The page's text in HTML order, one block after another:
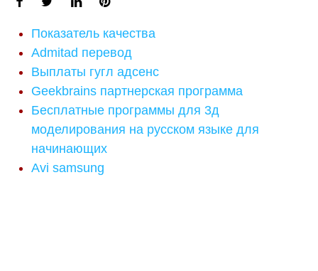
Показатель качества
Admitad перевод
Выплаты гугл адсенс
Geekbrains партнерская программа
Бесплатные программы для 3д
моделирования на русском языке для
начинающих
Avi samsung